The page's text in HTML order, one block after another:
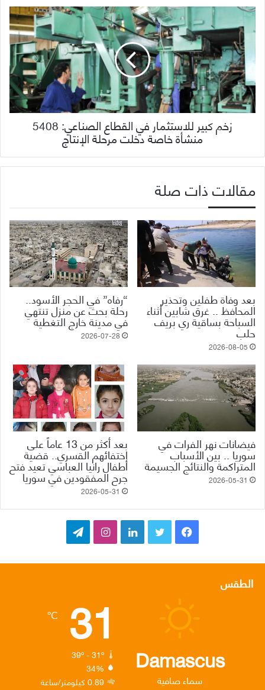
زخم كبير للاستثمار في القطاع الصناعي: 5408
منشأة خاصة دخلت مرحلة الإنتاج
مقالات ذات صلة
بعد وفاة طفلين وتحذير
المحافظ .. غرق شابين أثناء
السباحة بساقية ري بريف
حلب
2026-08-05
“رفاه” في الحجر الأسود..
رحلة بحث عن منزل تنتهي
في مدينة خارج التغطية
2026-07-28
فيضانات نهر الفرات في
سوريا .. بين الأسباب
المتراكمة والنتائج الجسيمة
2026-05-31
بعد أكثر من 13 عاماً على
اختفائهم القسري.. قضية
أطفال رانيا العباسي تعيد فتح
جرح المفقودين في سوريا
2026-05-31
ب
و
ر
ا
ر
ا
الطقس
Damascus
سماء صافية
31
℃
39º - 31º
34%
0.89 كيلومتر/ساعة